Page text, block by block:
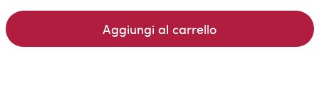
Aggiungi al carrello